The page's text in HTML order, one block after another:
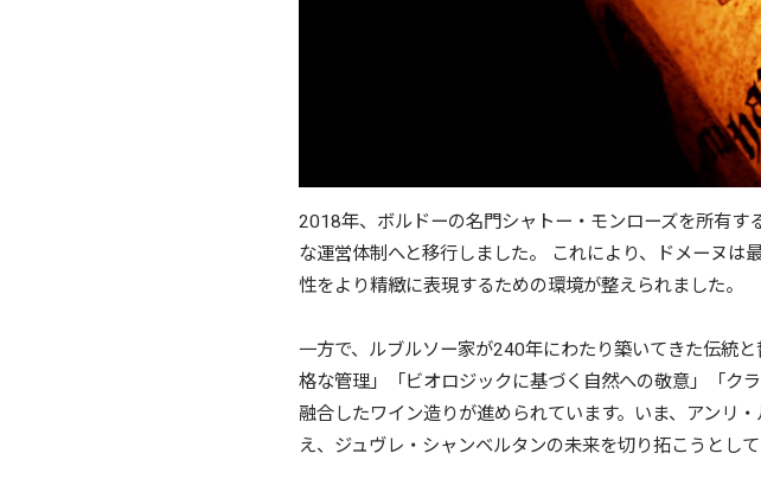
2018年、ボルドーの名門シャトー・モンローズを所有
な運営体制へと移行しました。 これにより、ドメーヌ
性をより精緻に表現するための環境が整えられました。
一方で、ルブルソー家が240年にわたり築いてきた伝統
格な管理」「ビオロジックに基づく自然への敬意」「ク
融合したワイン造りが進められています。いま、アンリ
え、ジュヴレ・シャンベルタンの未来を切り拓こうとして